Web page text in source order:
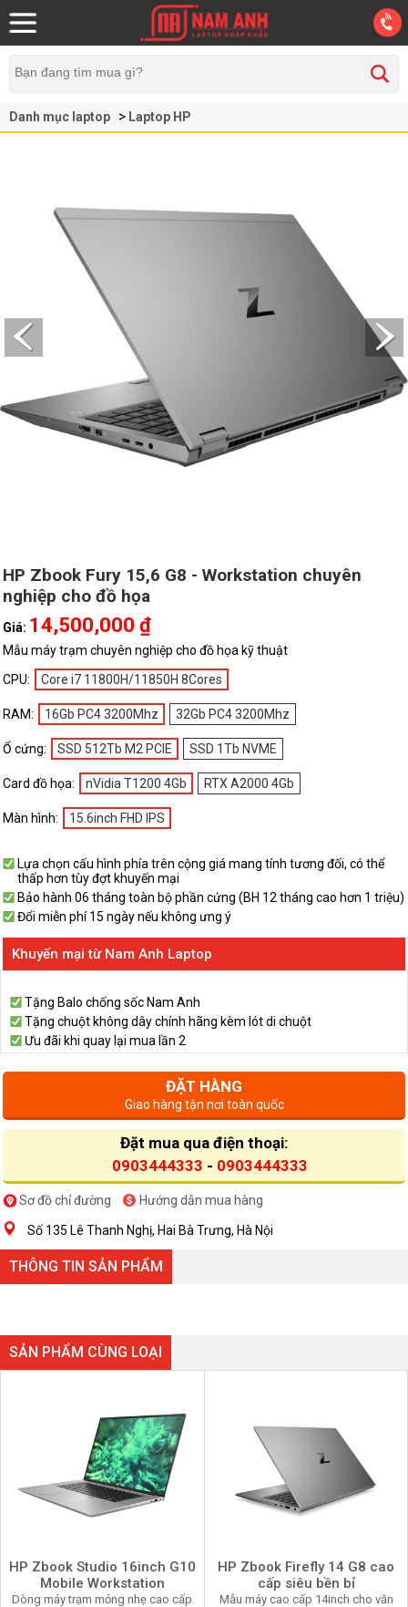
Danh mục laptop Laptop HP
HP Zbook Fury 15,6 G8 - Workstation chuyên
nghiệp cho đồ họa
Giá: 14,500,000 ₫
Mẫu máy trạm chuyên nghiệp cho đồ họa kỹ thuật
CPU:
Core i7 11800H/11850H 8Cores
RAM: 16Gb PC4 3200Mhz 32Gb PC4 3200Mhz
Ổ cứng: SSD 512Tb M2 PCIE SSD 1Tb NVME
Card đồ họa: nVidia T1200 4Gb RTX A2000 4Gb
Màn hình: 15.6inch FHD IPS
Lựa chọn cấu hình phía trên cộng giá mang tính tương đối, có thể
thấp hơn tùy đợt khuyến mại
Bảo hành 06 tháng toàn bộ phần cứng (BH 12 tháng cao hơn 1 triệu)
Đổi miễn phí 15 ngày nếu không ưng ý
Khuyến mại từ Nam Anh Laptop
Tặng Balo chống sốc Nam Anh
Tặng chuột không dây chính hãng kèm lót di chuột
Ưu đãi khi quay lại mua lần 2
ĐẶT HÀNG
Giao hàng tận nơi toàn quốc
Đặt mua qua điện thoại:
0903444333 - 0903444333
Sơ đồ chỉ đường Hướng dẫn mua hàng
Số 135 Lê Thanh Nghị, Hai Bà Trưng, Hà Nội
THÔNG TIN SẢN PHẨM
SẢN PHẨM CÙNG LOẠI
HP Zbook Studio 16inch G10
Mobile Workstation
Dòng máy trạm mỏng nhẹ cao cấp
HP Zbook Firefly 14 G8 cao
cấp siêu bền bỉ
Mẫu máy cao cấp 14inch cho văn